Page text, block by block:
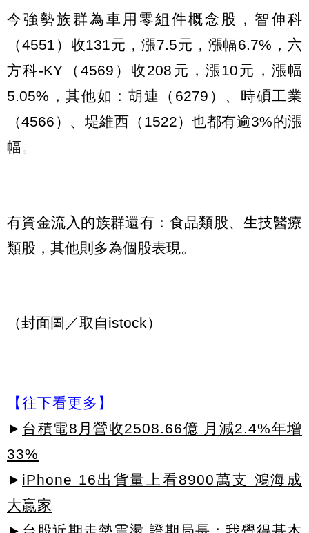
今強勢族群為車用零組件概念股，智伸科
（4551）收131元，漲7.5元，漲幅6.7%，六
方科-KY（4569）收208元，漲10元，漲幅
5.05%，其他如：胡連（6279）、時碩工業
（4566）、堤維西（1522）也都有逾3%的漲
幅。
有資金流入的族群還有：食品類股、生技醫療
類股，其他則多為個股表現。
（封面圖／取自istock）
【往下看更多】
► 台積電8月營收2508.66億 月減2.4%年增
33%
► iPhone 16出貨量上看8900萬支 鴻海成
大贏家